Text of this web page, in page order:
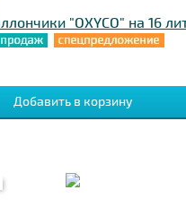
"OXYCO" на 16